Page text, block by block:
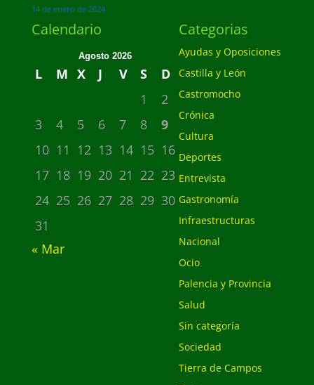
14 de enero de 2024
Calendario
Agosto 2026
L M X J V S
D
1
2
3
4 5 6 7 8
9
10 11 12 13 14 15 16
17 18 19 20 21 22 23
24 25 26 27 28 29 30
31
« Mar
Categorias
Ayudas y Oposiciones
Castilla y León
Castromocho
Crónica
Cultura
Deportes
Entrevista
Gastronomía
Infraestructuras
Nacional
Ocio
Palencia y Provincia
Salud
Sin categoría
Sociedad
Tierra de Campos